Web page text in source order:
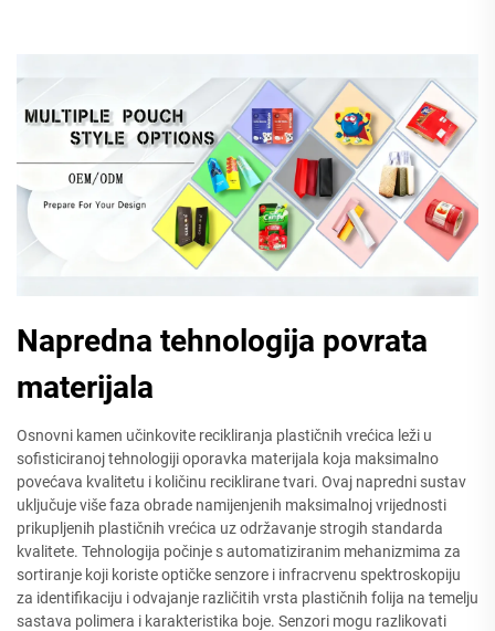
Napredna tehnologija povrata
materijala
Osnovni kamen učinkovite recikliranja plastičnih vrećica leži u
sofisticiranoj tehnologiji oporavka materijala koja maksimalno
povećava kvalitetu i količinu reciklirane tvari. Ovaj napredni sustav
uključuje više faza obrade namijenjenih maksimalnoj vrijednosti
prikupljenih plastičnih vrećica uz održavanje strogih standarda
kvalitete. Tehnologija počinje s automatiziranim mehanizmima za
sortiranje koji koriste optičke senzore i infracrvenu spektroskopiju
za identifikaciju i odvajanje različitih vrsta plastičnih folija na temelju
sastava polimera i karakteristika boje. Senzori mogu razlikovati